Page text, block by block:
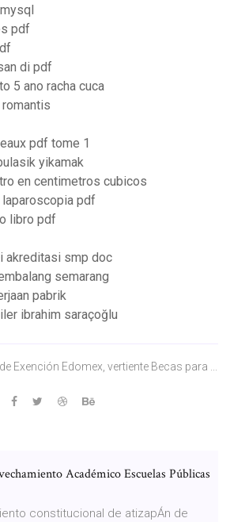
pdf
di pdf
5 ano racha cuca
pdf tome 1
yikamak
en centimetros cubicos
pdf
libro pdf
akreditasi smp doc
semarang
pabrik
ibrahim saraçoğlu
Exención Edomex, vertiente Becas para ...
Académico Escuelas Públicas
constitucional de atizapÁn de